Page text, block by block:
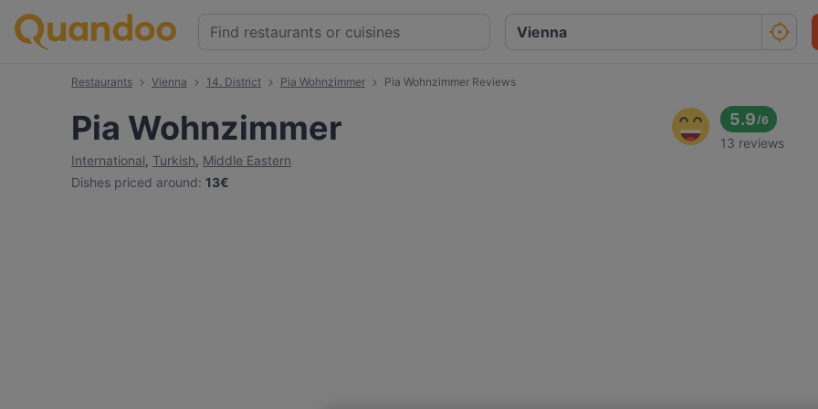
Restaurants Vienna 14. District Pia Wohnzimmer Pia Wohnzimmer Reviews
Pia Wohnzimmer
International, Turkish, Middle Eastern
Dishes priced around: 13€
5.9/6
13 reviews